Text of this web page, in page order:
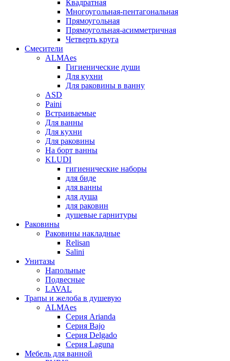
Квадратная
Многоугольная-пентагональная
Прямоугольная
Прямоугольная-асимметричная
Четверть круга
Смесители
ALMAes
Гигиенические души
Для кухни
Для раковины в ванну
ASD
Paini
Встраиваемые
Для ванны
Для кухни
Для раковины
На борт ванны
KLUDI
гигиенические наборы
для биде
для ванны
для душа
для раковин
душевые гарнитуры
Раковины
Раковины накладные
Relisan
Salini
Унитазы
Напольные
Подвесные
LAVAL
Трапы и желоба в душевую
ALMAes
Серия Arianda
Серия Bajo
Серия Delgado
Серия Laguna
Мебель для ванной